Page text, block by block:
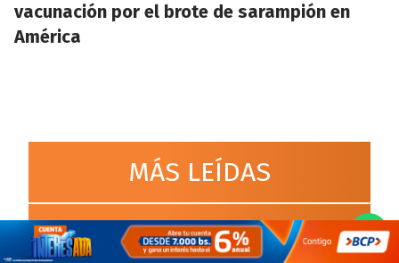
vacunación por el brote de sarampión en
América
MÁS LEÍDAS
La OPS emite una alerta para aumentar
la vacunación por el brote de sarampión